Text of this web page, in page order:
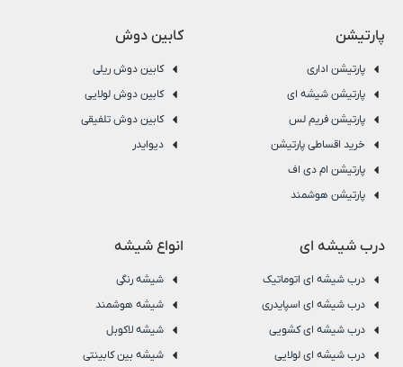
پارتیشن
پارتیشن اداری
پارتیشن شیشه ای
پارتیشن فریم لس
خرید اقساطی پارتیشن
پارتیشن ام دی اف
پارتیشن هوشمند
کابین دوش
کابین دوش ریلی
کابین دوش لولایی
کابین دوش تلفیقی
دیوایدر
درب شیشه ای
درب شیشه ای اتوماتیک
درب شیشه ای اسپایدری
درب شیشه ای کشویی
درب شیشه ای لولایی
انواع شیشه
شیشه رنگی
شیشه هوشمند
شیشه لاکوبل
شیشه بین کابینتی